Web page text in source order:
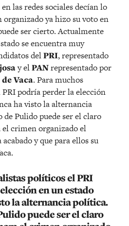
las redes sociales decían lo
ya hizo su voto en
ser cierto. Actualmente
se encuentra muy
delPRI, representado
y elPANrepresentado por
Vaca. Para muchos
podría perder la elección
ha visto la alternancia
Pulido puede ser el claro
el crimen organizado el
y que para ellos su
políticos el PRI
en un estado
la alternancia política.
puede ser el claro